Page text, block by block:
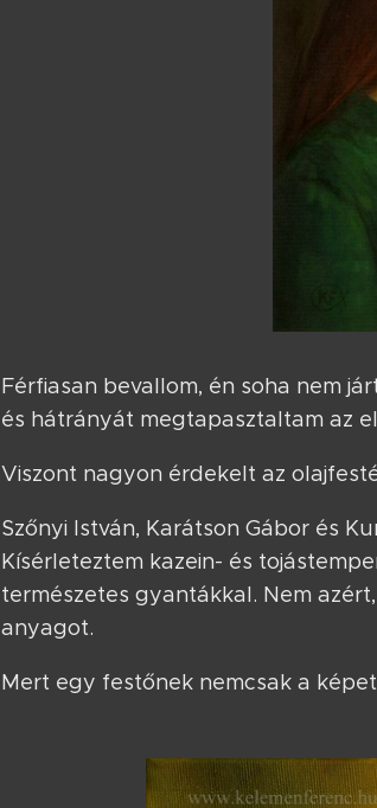
Férfiasan bevallom, én soha nem
és hátrányát megtapasztaltam az
Viszont nagyon érdekelt az
Szőnyi István, Karátson Gábor és
Kísérleteztem kazein- és
természetes gyantákkal. Nem
anyagot.
Mert egy festőnek nemcsak a